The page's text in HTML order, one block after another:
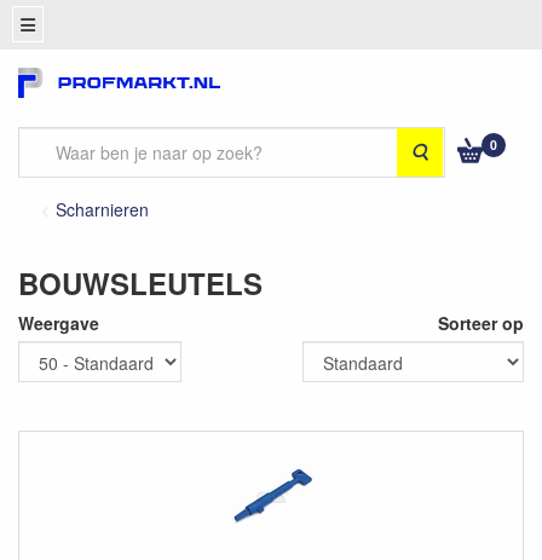
Zoeken 0
Scharnieren
BOUWSLEUTELS
Weergave Sorteer op